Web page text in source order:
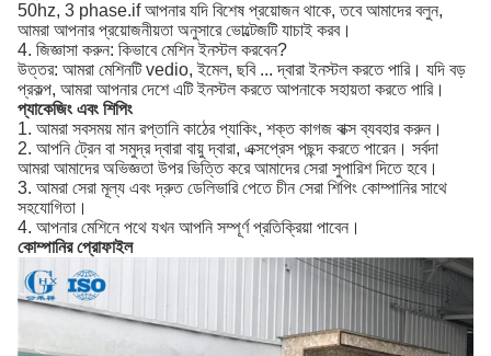
50hz, 3 phase.if আপনার যদি বিশেষ প্রয়োজন থাকে, তবে আমাদের বলুন,
আমরা আপনার প্রয়োজনীয়তা অনুসারে ভোল্টেজটি যাচাই করব।
4. জিজ্ঞাসা করুন: কিভাবে মেশিন ইনস্টল করবেন?
উত্তর: আমরা মেশিনটি vedio, ইমেল, ছবি ... দ্বারা ইনস্টল করতে পারি। যদি বড়
প্রকল্প, আমরা আপনার দেশে এটি ইনস্টল করতে আপনাকে সহায়তা করতে পারি।
প্যাকেজিং এবং শিপিং
1. আমরা সবসময় মান রপ্তানি কাঠের প্যাকিং, শক্ত কাগজ বাক্স ব্যবহার করুন।
2. আপনি ট্রেন বা সমুদ্র দ্বারা বায়ু দ্বারা, এক্সপ্রেস পছন্দ করতে পারেন। সর্বদা
আমরা আমাদের অভিজ্ঞতা উপর ভিত্তি করে আমাদের সেরা সুপারিশ দিতে হবে।
3. আমরা সেরা মূল্য এবং দ্রুত ডেলিভারি পেতে চীন সেরা শিপিং কোম্পানির সাথে
সহযোগিতা।
4. আপনার মেশিনে পথে যখন আপনি সম্পূর্ণ প্রতিক্রিয়া পাবেন।
কোম্পানির প্রোফাইল